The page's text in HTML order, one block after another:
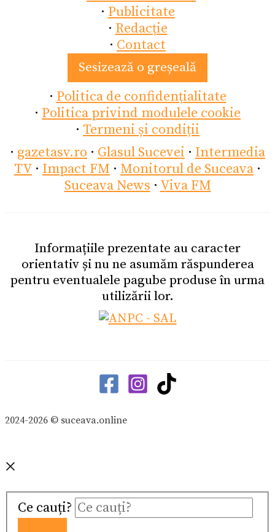
· Publicitate
· Redacție
· Contact
Sesizează o greșeală
· Politica de confidențialitate
· Politica privind modulele cookie
· Termeni și condiții
· gazetasv.ro · Glasul Sucevei · Intermedia
TV · Impact FM · Monitorul de Suceava ·
Suceava News · Viva FM
Informațiile prezentate au caracter
orientativ și nu ne asumăm răspunderea
pentru eventualele pagube produse în urma
utilizării lor.
2024-2026 © suceava.online
Ce cauți?